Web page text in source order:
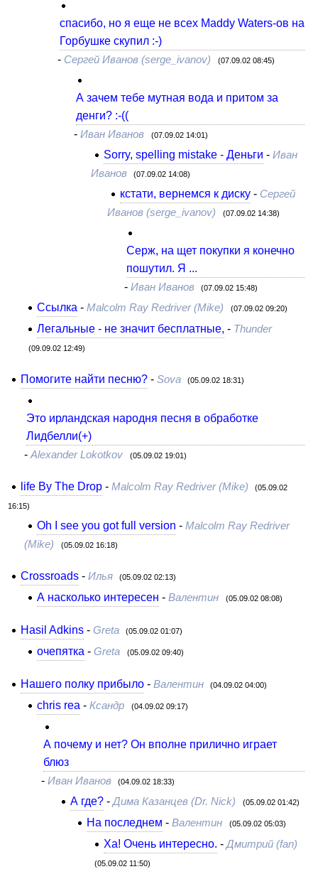
спасибо, но я еще не всех Maddy Waters-ов на
Горбушке скупил :-)
- Сергей Иванов (serge_ivanov) (07.09.02 08:45)
А зачем тебе мутная вода и притом за
денги? :-((
-Иван Иванов (07.09.02 14:01)
Sorry, spelling mistake - Деньги - Иван
Иванов
(07.09.02 14:08)
кстати, вернемся к диску - Сергей
Иванов (serge_ivanov)
(07.09.02 14:38)
Серж, на щет покупки я конечно
пошутил. Я ...
- Иван Иванов (07.09.02 15:48)
Ссылка -Malcolm Ray Redriver (Mike) (07.09.02 09:20)
Легальные - не значит бесплатные, - Thunder
(09.09.02 12:49)
Помогите найти песню?- Sova (05.09.02 18:31)
Это ирландская народня песня в обработке
Лидбелли(+)
-Alexander Lokotkov (05.09.02 19:01)
life By The Drop- Malcolm Ray Redriver (Mike) (05.09.02
16:15)
Oh I see you got full version -Malcolm Ray Redriver
(Mike)
(05.09.02 16:18)
Crossroads- Илья (05.09.02 02:13)
А насколько интересен -Валентин (05.09.02 08:08)
Hasil Adkins- Greta (05.09.02 01:07)
очепятка -Greta (05.09.02 09:40)
Нашего полку прибыло- Валентин (04.09.02 04:00)
chris rea -Ксандр (04.09.02 09:17)
А почему и нет? Он вполне прилично играет
блюз
- Иван Иванов (04.09.02 18:33)
А где?- Дима Казанцев (Dr. Nick) (05.09.02 01:42)
На последнем -Валентин (05.09.02 05:03)
Ха! Очень интересно. - Дмитрий (fan)
(05.09.02 11:50)